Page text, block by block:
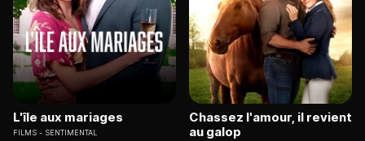
L'île aux mariages
FILMS SENTIMENTAL
Chassez l'amour, il revient
au galop